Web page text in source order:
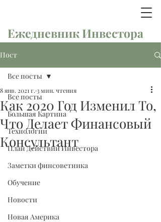
Ежедневник Инвестора
Пост
Все посты
Большая Картина
Технологии
План Действий Инвестора
Заметки финсоветника
Обучение
Новости
Новая Америка
Все посты
Как 2020 Год Изменил То,
Что Делает Финансовый
Консультант
8 янв. 2021 г. 3 мин. чтения